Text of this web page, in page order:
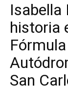
Isabella
historia
San